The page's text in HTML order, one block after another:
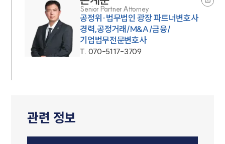
Senior Partner Attorney
공정위·법무법인 광장 파트너변호사
경력,공정거래/M&A/금융/
기업법무전문변호사
T. 070-5117-3709
관련 정보